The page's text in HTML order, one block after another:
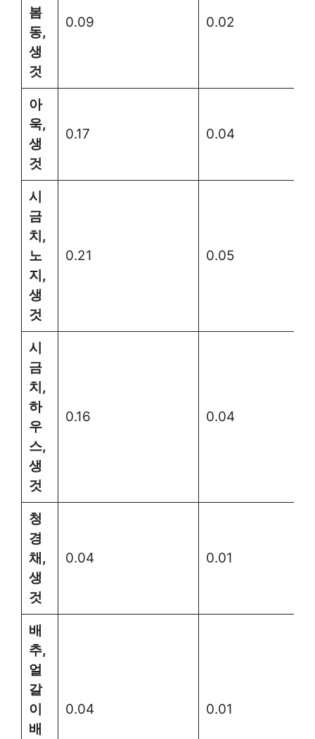
봄
동,
생
것
0.09 0.02
아
욱,
생
것
0.17 0.04
시
금
치,
노
지,
생
것
0.21 0.05
시
금
치,
하
우
스,
생
것
0.16 0.04
청
경
채,
생
것
0.04 0.01
배
추,
얼
갈
이
배
0.04 0.01